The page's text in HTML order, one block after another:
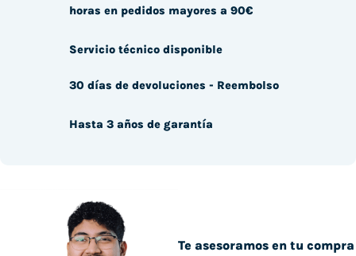
Te asesoramos en tu compra
horas en pedidos mayores a 90€
Servicio técnico disponible
30 días de devoluciones - Reembolso
Hasta 3 años de garantía